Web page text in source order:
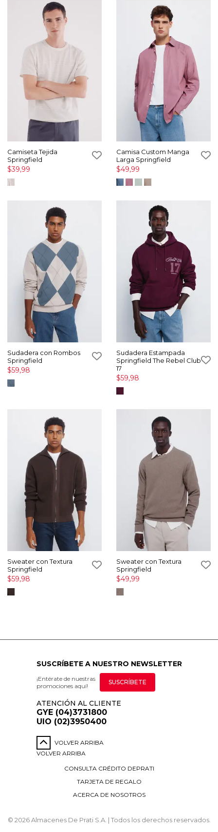
Camiseta Tejida
Springfield
$39,99
Camisa Custom Manga
Larga Springfield
$49,99
Sudadera con Rombos
Springfield
$59,98
Sudadera Estampada
Springfield The Rebel Club
17
$59,98
Sweater con Textura
Springfield
$59,98
Sweater con Textura
Springfield
$49,99
SUSCRÍBETE A NUESTRO NEWSLETTER
¡Entérate de nuestras
promociones aquí!
SUSCRÍBETE
ATENCIÓN AL CLIENTE
GYE (04)3731800
UIO (02)3950400
VOLVER ARRIBA
VOLVER ARRIBA
CONSULTA CRÉDITO DEPRATI
TARJETA DE REGALO
ACERCA DE NOSOTROS
© 2026 Almacenes De Prati S.A. | Todos los derechos reservados.